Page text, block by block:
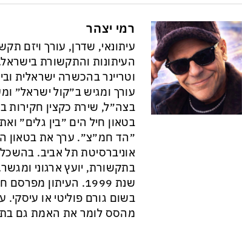
רמי יצהר
עיתונאי, שדרן, עורך ויזם
וטריינר בהכשרה ישראלית
עורך ומגיש ב״קול ישראל״
בצה״ל, שירת כקצין חקירות
בטאון חיל הים ״בין גלים״
״הד חמ״צ״. ערך את בטאון
אוניברסיטת תל אביב.
בתקשורת, יועץ ארגוני
שנת 1999. העיתון
בשום גורם פוליטי או עיסקי.
מהסס לומר את האמת גם